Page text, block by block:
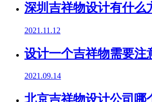
深圳吉祥物设计有什么
2021.11.12
设计一个吉祥物需要注
2021.09.14
北京吉祥物设计公司哪